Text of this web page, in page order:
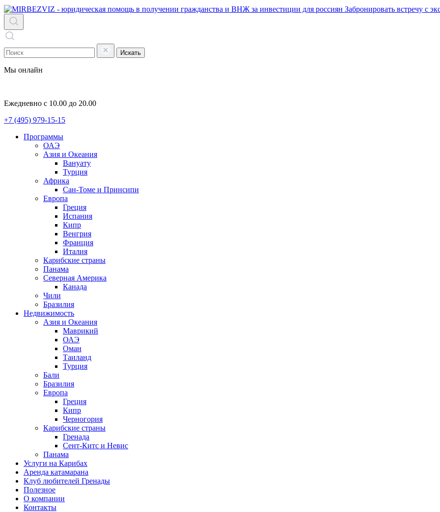
Забронировать встречу с
Искать
Мы онлайн
Ежедневно с 10.00 до 20.00
+7 (495) 979-15-15
Программы
ОАЭ
Азия и Океания
Вануату
Турция
Африка
Сан-Томе и Принсипи
Европа
Греция
Испания
Кипр
Венгрия
Франция
Италия
Карибские страны
Панама
Северная Америка
Канада
Чили
Бразилия
Недвижимость
Азия и Океания
Маврикий
ОАЭ
Оман
Таиланд
Турция
Бали
Бразилия
Европа
Греция
Кипр
Черногория
Карибские страны
Гренада
Сент-Китс и Невис
Панама
Услуги на Карибах
Аренда катамарана
Клуб любителей Гренады
Полезное
О компании
Контакты